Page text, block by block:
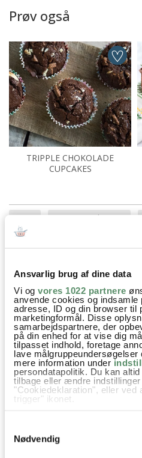
Ansvarlig brug af dine data
Vi og vores 1022 partnere
anvende cookies og indsamle
adresse, ID og din browser
marketingformål. Disse
samarbejdspartnere, der
på din enhed for at vise dig
tilpasset indhold, foretage
lave
mere information under
persondatapolitik. Du kan
tilbage eller ændre
"Cookiedeklaration", eller ved
trigger" ikonet.
Indsamle præcise
der kan være nøjagtig
Identificere din enhed
Nødvendig
Prøv også
TRIPPLE CHOKOLADE
CUPCAKES
Kager Kager og søde sager
Vanilje
SPØRGSMÅL TIL
Har du spørgsmål til opskriften
hilsen, så kan du skrive til mig i
Du kan måske finde svaret på dit
hvis det allerede er stillet og
denne side, hvor jeg giver svar
spørgsmål' til min opskrifter.